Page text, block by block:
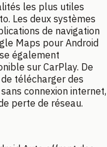
les plus utiles
Les deux systèmes
de navigation
Maps pour Android
également
sur CarPlay. De
télécharger des
connexion internet,
perte de réseau.